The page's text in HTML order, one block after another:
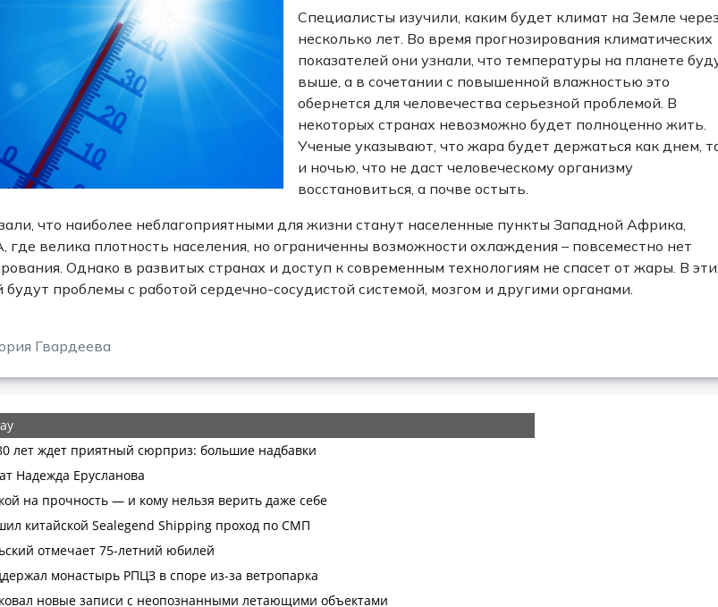
Специалисты изучили, каким будет климат на Земле
несколько лет. Во время прогнозирования климатических
показателей они узнали, что температуры на планете
выше, а в сочетании с повышенной влажностью это
обернется для человечества серьезной проблемой. В
некоторых странах невозможно будет полноценно жить.
Ученые указывают, что жара будет держаться как днем,
и ночью, что не даст человеческому организму
восстановиться, а почве остыть.
что наиболее неблагоприятными для жизни станут населенные пункты Западной Африка,
велика плотность населения, но ограниченны возможности охлаждения – повсеместно нет
Однако в развитых странах и доступ к современным технологиям не спасет от жары. В
будут проблемы с работой сердечно-сосудистой системой, мозгом и другими органами.
Гвардеева